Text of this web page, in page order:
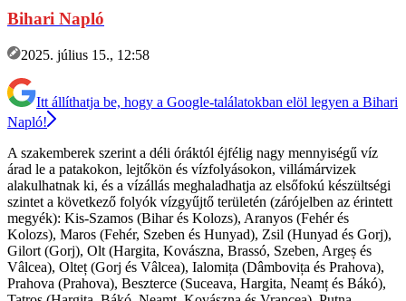
Bihari Napló
2025. július 15., 12:58
Itt állíthatja be, hogy a Google-találatokban elöl legyen a Bihari
Napló!
A szakemberek szerint a déli óráktól éjfélig nagy mennyiségű víz
árad le a patakokon, lejtőkön és vízfolyásokon, villámárvizek
alakulhatnak ki, és a vízállás meghaladhatja az elsőfokú készültségi
szintet a következő folyók vízgyűjtő területén (zárójelben az érintett
megyék): Kis-Szamos (Bihar és Kolozs), Aranyos (Fehér és
Kolozs), Maros (Fehér, Szeben és Hunyad), Zsil (Hunyad és Gorj),
Gilort (Gorj), Olt (Hargita, Kovászna, Brassó, Szeben, Argeș és
Vâlcea), Olteț (Gorj és Vâlcea), Ialomița (Dâmbovița és Prahova),
Prahova (Prahova), Beszterce (Suceava, Hargita, Neamț és Bákó),